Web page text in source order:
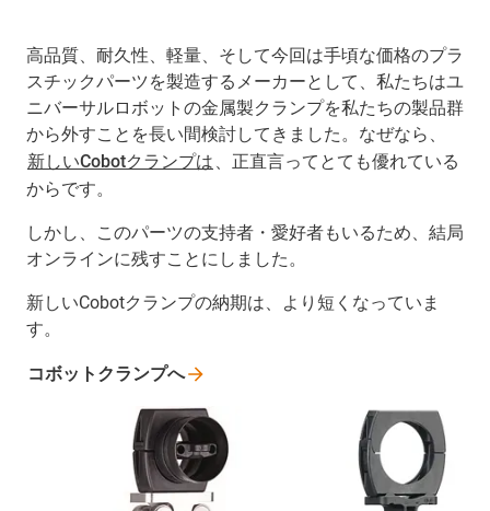
高品質、耐久性、軽量、そして今回は手頃な価格のプラ
スチックパーツを製造するメーカーとして、私たちはユ
ニバーサルロボットの金属製クランプを私たちの製品群
から外すことを長い間検討してきました。なぜなら、
新しいCobotクランプは 、正直言ってとても優れている
からです。
しかし、このパーツの支持者・愛好者もいるため、結局
オンラインに残すことにしました。
新しいCobotクランプの納期は、より短くなっていま
す。
コボットクランプへ